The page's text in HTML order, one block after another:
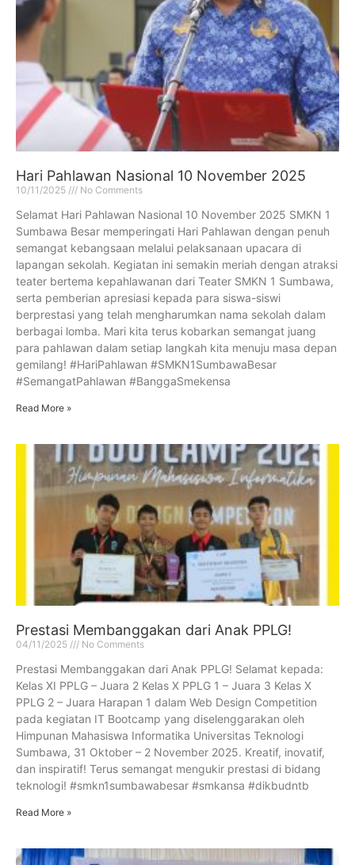
Hari Pahlawan Nasional 10 November 2025
10/11/2025 No Comments
Selamat Hari Pahlawan Nasional 10 November 2025 SMKN 1
Sumbawa Besar memperingati Hari Pahlawan dengan penuh
semangat kebangsaan melalui pelaksanaan upacara di
lapangan sekolah. Kegiatan ini semakin meriah dengan atraksi
teater bertema kepahlawanan dari Teater SMKN 1 Sumbawa,
serta pemberian apresiasi kepada para siswa-siswi
berprestasi yang telah mengharumkan nama sekolah dalam
berbagai lomba. Mari kita terus kobarkan semangat juang
para pahlawan dalam setiap langkah kita menuju masa depan
gemilang! #HariPahlawan #SMKN1SumbawaBesar
#SemangatPahlawan #BanggaSmekensa
Read More »
Prestasi Membanggakan dari Anak PPLG!
04/11/2025 No Comments
Prestasi Membanggakan dari Anak PPLG! Selamat kepada:
Kelas XI PPLG – Juara 2 Kelas X PPLG 1 – Juara 3 Kelas X
PPLG 2 – Juara Harapan 1 dalam Web Design Competition
pada kegiatan IT Bootcamp yang diselenggarakan oleh
Himpunan Mahasiswa Informatika Universitas Teknologi
Sumbawa, 31 Oktober – 2 November 2025. Kreatif, inovatif,
dan inspiratif! Terus semangat mengukir prestasi di bidang
teknologi! #smkn1sumbawabesar #smkansa #dikbudntb
Read More »